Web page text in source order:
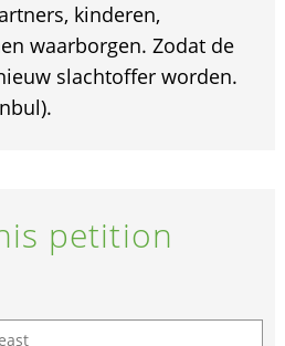
kinderen,
waarborgen. Zodat de
slachtoffer worden.
petition